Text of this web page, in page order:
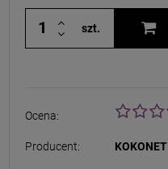
szt.
Ocena:
Producent: KOKONET